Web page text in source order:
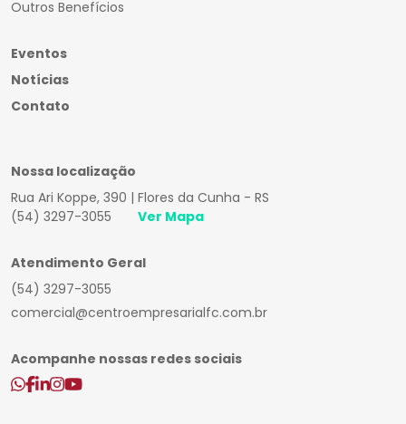
Outros Benefícios
Eventos
Notícias
Contato
Nossa localização
Rua Ari Koppe, 390 | Flores da Cunha - RS
(54) 3297-3055
Ver Mapa
Atendimento Geral
(54) 3297-3055
comercial@centroempresarialfc.com.br
Acompanhe nossas redes sociais